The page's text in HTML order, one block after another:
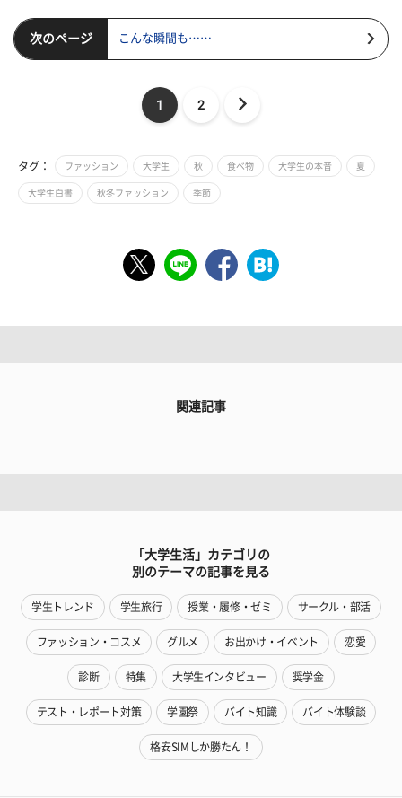
次のページ こんな瞬間も……
1 2
タグ： ファッション 大学生 秋 食べ物 大学生の本音 夏
大学生白書 秋冬ファッション 季節
関連記事
「大学生活」カテゴリの
別のテーマの記事を見る
学生トレンド 学生旅行 授業・履修・ゼミ サークル・部活
ファッション・コスメ グルメ お出かけ・イベント 恋愛
診断 特集 大学生インタビュー 奨学金
テスト・レポート対策 学園祭 バイト知識 バイト体験談
格安SIMしか勝たん！